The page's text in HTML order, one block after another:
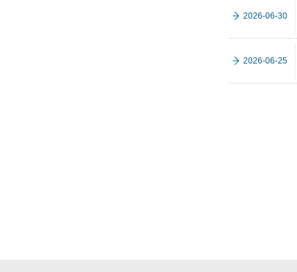
2026-06-30
2026-06-25